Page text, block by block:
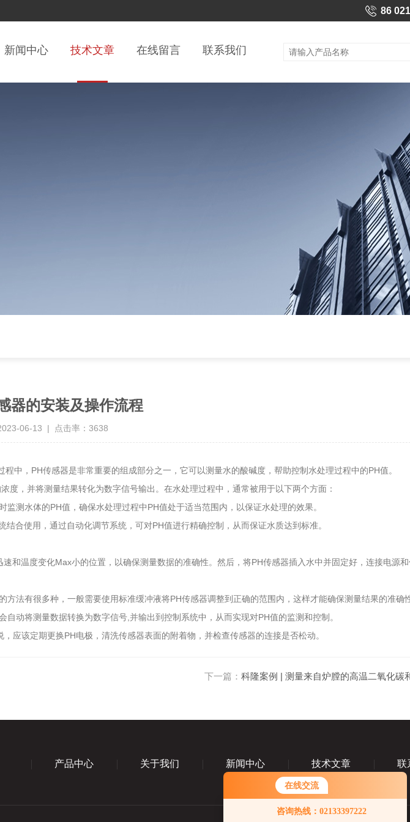
在线交流
咨询热线：02133397222
86
新闻中心 技术文章 在线留言 联系我们
器的安装及操作流程
06-13 | 点击率：3638
，PH传感器是非常重要的组成部分之一，它可以测量水的酸碱度，帮助控制水处理过程中的PH值。
，并将测量结果转化为数字信号输出。在水处理过程中，通常被用于以下两个方面：
水体的PH值，确保水处理过程中PH值处于适当范围内，以保证水处理的效果。
使用，通过自动化调节系统，可对PH值进行精确控制，从而保证水质达到标准。
温度变化Max小的位置，以确保测量数据的准确性。然后，将PH传感器插入水中并固定好，连接电源
有很多种，一般需要使用标准缓冲液将PH传感器调整到正确的范围内，这样才能确保测量结果的准确
将测量数据转换为数字信号,并输出到控制系统中，从而实现对PH值的监测和控制。
该定期更换PH电极，清洗传感器表面的附着物，并检查传感器的连接是否松动。
下一篇： 科隆案例 | 测量来自炉膛的高温二氧化碳
产品中心 关于我们 新闻中心 技术文章 联